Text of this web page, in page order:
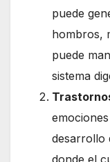
puede
hombros,
puede
sistema
desarrollo
donde el